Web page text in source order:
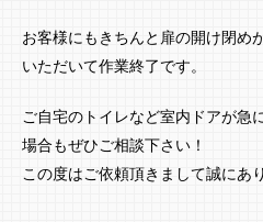
お客様にもきちんと扉の開け閉め
いただいて作業終了です。
ご自宅のトイレなど室内ドアが急
場合もぜひご相談下さい！
この度はご依頼頂きまして誠にあ